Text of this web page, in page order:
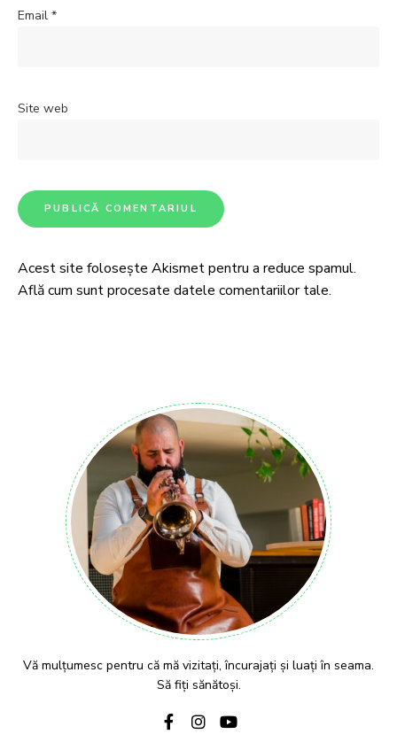
Email *
Site web
Acest site folosește Akismet pentru a reduce spamul.
Află cum sunt procesate datele comentariilor tale.
Vă mulțumesc pentru că mă vizitați, încurajați și luați în seama.
Să fiți sănătoși.